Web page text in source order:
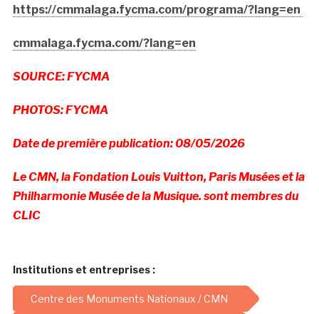
https://cmmalaga.fycma.com/programa/?lang=en
cmmalaga.fycma.com/?lang=en
SOURCE: FYCMA
PHOTOS: FYCMA
Date de première publication: 08/05/2026
Le CMN, la Fondation Louis Vuitton, Paris Musées et la
Philharmonie Musée de la Musique. sont membres du
CLIC
Institutions et entreprises :
Centre des Monuments Nationaux / CMN